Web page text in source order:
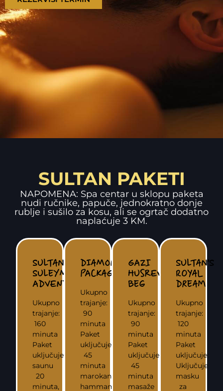
SULTAN PAKETI
NAPOMENA: Spa centar u sklopu paketa
nudi ručnike, papuče, jednokratno donje
rublje i sušilo za kosu, ali se ogrtač dodatno
naplaćuje 3 KM.
SULTAN
SULEYMAN’S
ADVENTURE
Ukupno
trajanje:
160
minuta
Paket
uključuje:
saunu
20
minuta,
DIAMOND
PACKAGE
Ukupno
trajanje:
90
minuta
Paket
uključuje:
45
minuta
marokanskog
hammama
GAZI
HUSREV-
BEG
Ukupno
trajanje:
90
minuta
Paket
uključuje:
45
minuta
masaže
SULTAN’S
ROYAL
DREAM
Ukupno
trajanje:
120
minuta
Paket
uključuje:
Uključuje
masku
za